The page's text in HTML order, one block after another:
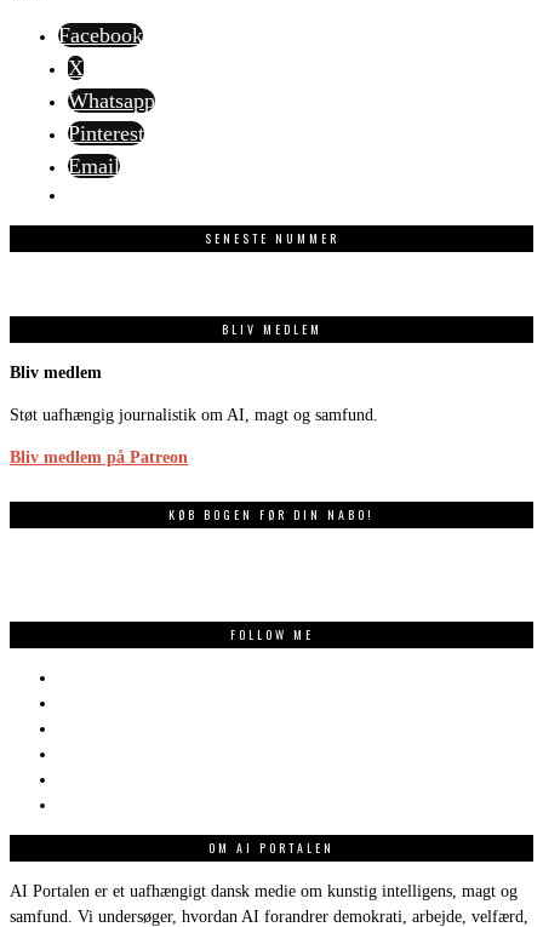
Facebook
X
Whatsapp
Pinterest
Email
SENESTE NUMMER
BLIV MEDLEM
Bliv medlem
Støt uafhængig journalistik om AI, magt og samfund.
Bliv medlem på Patreon
KØB BOGEN FØR DIN NABO!
FOLLOW ME
OM AI PORTALEN
AI Portalen er et uafhængigt dansk medie om kunstig intelligens, magt og
samfund. Vi undersøger, hvordan AI forandrer demokrati, arbejde, velfærd,